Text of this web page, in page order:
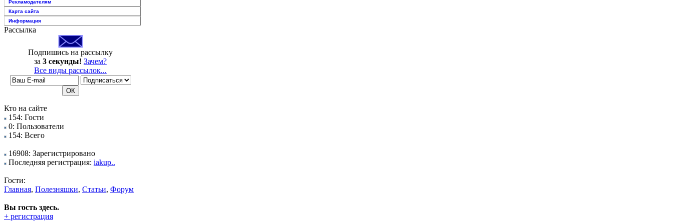
Рекламодателям
Карта сайта
Информация
Рассылка
Подпишись на рассылку
за 3 секунды! Зачем?
Все виды рассылок...
Кто на сайте
154: Гости
0: Пользователи
154: Всего
16908: Зарегистрировано
Последняя регистрация: iakup..
Гости:
Главная, Полезняшки, Статьи, Форум
Вы гость здесь.
+ регистрация